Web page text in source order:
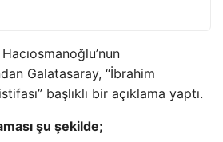
Galatasaray, “İbrahim
başlıklı bir açıklama yaptı.
şu şekilde;